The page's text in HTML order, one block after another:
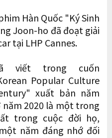
Hàn Quốc "Ký Sinh
Joon-ho đã đoạt giải
tại LHP Cannes.
viết trong cuốn
Popular Culture
xuất bản năm
năm 2020 là một trong
trong cuộc đời họ,
năm đáng nhớ đối